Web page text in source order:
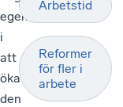
egenvärde
i
att
öka
den
Arbetstid
Reformer
för fler i
arbete